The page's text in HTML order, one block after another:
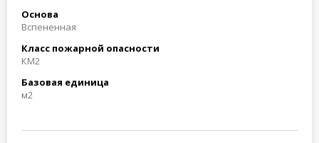
Основа
Вспененная
Класс пожарной опасности
КМ2
Базовая единица
м2